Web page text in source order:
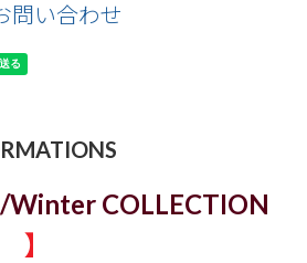
問い合わせ
COLLECTION
】